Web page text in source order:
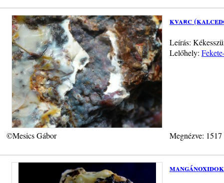
kvarc
Leírás:
Lelőhely:
©Mesics Gábor Megnézve:
mangánoxidok